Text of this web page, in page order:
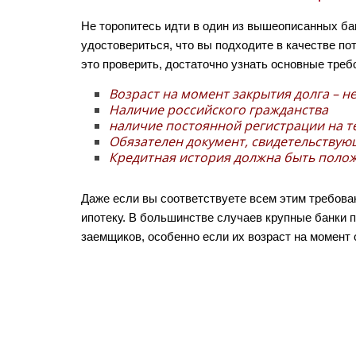
Не торопитесь идти в один из вышеописанных
удостовериться, что вы подходите в качестве
это проверить, достаточно узнать основные
Возраст на момент закрытия долга –
Наличие российского гражданства
наличие постоянной регистрации на
Обязателен документ,
Кредитная история должна быть
Даже если вы соответствуете всем этим
ипотеку. В большинстве случаев крупные банки
заемщиков, особенно если их возраст на